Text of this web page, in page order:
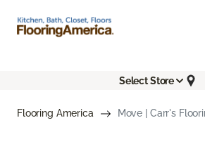
Select Store
Flooring America Move | Carr's